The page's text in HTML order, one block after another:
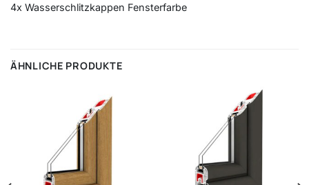
4x Wasserschlitzkappen Fensterfarbe
ÄHNLICHE PRODUKTE